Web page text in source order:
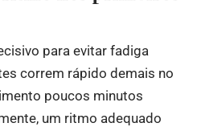
para evitar fadiga
correm rápido demais no
poucos minutos
um ritmo adequado